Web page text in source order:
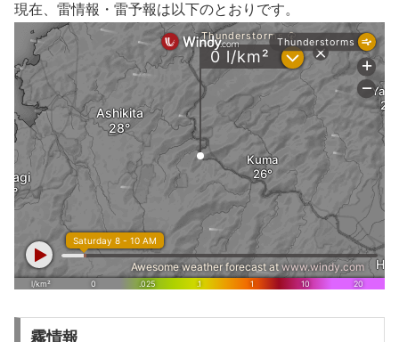
現在、雷情報・雷予報は以下のとおりです。
霧情報